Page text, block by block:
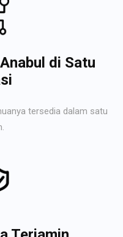
di Satu
tersedia dalam satu